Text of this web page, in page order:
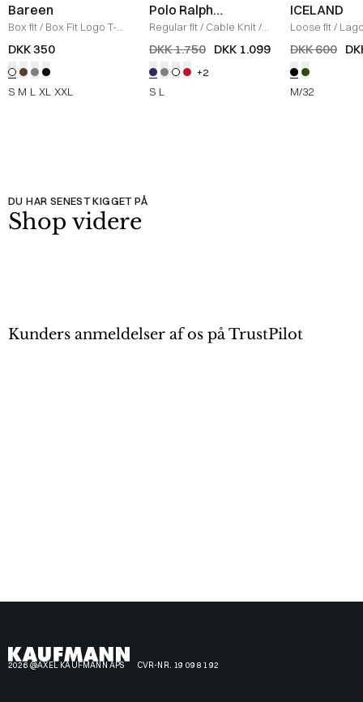
Bareen
Box fit/ Box Fit Logo T-
shirt /WHITE
DKK 350
S M L XL XXL
Polo Ralph
Lauren
Regular fit/ Cable Knit/
NAVY
DKK 1.750 DKK 1.099
+2
S L
ICELAND
Loose fit/
Bukser /
DKK 600
M/32
DU HAR SENEST KIGGET PÅ
Shop videre
Kunders anmeldelser af os på TrustPilot
2026 @AXEL KAUFMANN APS CVR-NR. 19 09 81 92